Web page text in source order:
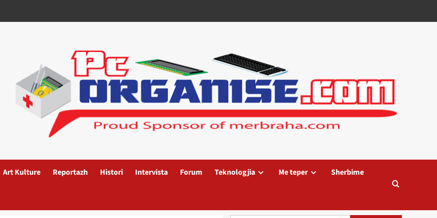
Art Kulture Reportazh Histori Intervista Forum Teknologjia Me teper Sherbime